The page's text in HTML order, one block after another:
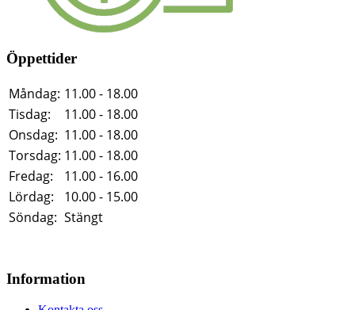
Öppettider
Måndag: 11.00 - 18.00
Tisdag:
11.00 - 18.00
Onsdag: 11.00 - 18.00
Torsdag: 11.00 - 18.00
Fredag:
11.00 - 16.00
Lördag:
10.00 - 15.00
Söndag: Stängt
Information